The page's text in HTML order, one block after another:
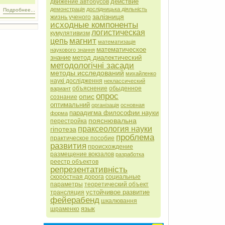
Подробнее...
движение автобусов
демонстрація дослідницька діяльність
жизнь ученого залізниця
исходные компоненты
кумулятивизм логистическая
цепь магнит математизація
наукового знання математическое
знание метод диалектический
методологічні засади
методы исследований михайленко
наукі дослідження неклассический
вариант объяснение обыденное
сознание описопрос
оптимальний організація основная
форма парадигма философии науки
перестройка пояснювальна
гіпотеза праксеология науки
практическое пособие проблема
развития происхождение
размещение вокзалов разработка
реестр объектов
репрезентативність
скоростная дорога социальные
параметры теоретический объект
трансляция устойчивое развитие
фейерабенд шкалювання
шраменко язык